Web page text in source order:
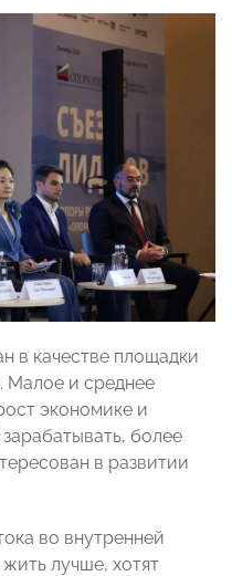
в качестве площадки
Малое и среднее
экономике и
более
в развитии
во внутренней
лучше, хотят